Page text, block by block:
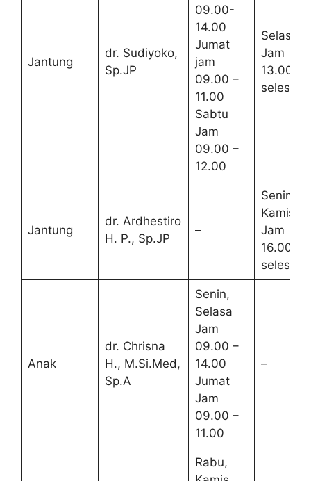
Jantung
dr. Sudiyoko,
Sp.JP
09.00-
14.00
Jumat
jam
09.00 –
11.00
Sabtu
Jam
09.00 –
12.00
Selasa
Jam
13.00 –
selesai
Jantung
dr. Ardhestiro
H. P., Sp.JP
–
Senin –
Kamis
Jam
16.00 –
selesai
Anak
dr. Chrisna
H., M.Si.Med,
Sp.A
Senin,
Selasa
Jam
09.00 –
14.00
Jumat
Jam
09.00 –
11.00
–
Rabu,